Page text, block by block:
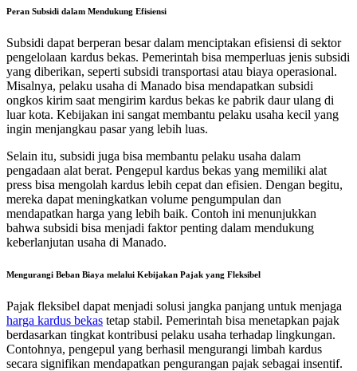
Peran Subsidi dalam Mendukung Efisiensi
Subsidi dapat berperan besar dalam menciptakan efisiensi di sektor
pengelolaan kardus bekas. Pemerintah bisa memperluas jenis subsidi
yang diberikan, seperti subsidi transportasi atau biaya operasional.
Misalnya, pelaku usaha di Manado bisa mendapatkan subsidi
ongkos kirim saat mengirim kardus bekas ke pabrik daur ulang di
luar kota. Kebijakan ini sangat membantu pelaku usaha kecil yang
ingin menjangkau pasar yang lebih luas.
Selain itu, subsidi juga bisa membantu pelaku usaha dalam
pengadaan alat berat. Pengepul kardus bekas yang memiliki alat
press bisa mengolah kardus lebih cepat dan efisien. Dengan begitu,
mereka dapat meningkatkan volume pengumpulan dan
mendapatkan harga yang lebih baik. Contoh ini menunjukkan
bahwa subsidi bisa menjadi faktor penting dalam mendukung
keberlanjutan usaha di Manado.
Mengurangi Beban Biaya melalui Kebijakan Pajak yang Fleksibel
Pajak fleksibel dapat menjadi solusi jangka panjang untuk menjaga
harga kardus bekas tetap stabil. Pemerintah bisa menetapkan pajak
berdasarkan tingkat kontribusi pelaku usaha terhadap lingkungan.
Contohnya, pengepul yang berhasil mengurangi limbah kardus
secara signifikan mendapatkan pengurangan pajak sebagai insentif.